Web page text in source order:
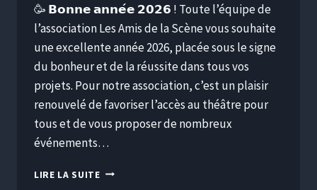
🥳 𝗕𝗼𝗻𝗻𝗲 𝗮𝗻𝗻𝗲́𝗲 𝟮𝟬𝟮𝟲 ! Toute l’équipe de
l’association Les Amis de la Scène vous souhaite
une excellente année 2026, placée sous le signe
du bonheur et de la réussite dans tous vos
projets. Pour notre association, c’est un plaisir
renouvelé de favoriser l’accès au théâtre pour
tous et de vous proposer de nombreux
événements…
LIRE LA SUITE